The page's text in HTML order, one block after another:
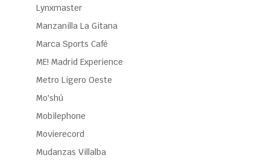
Lynxmaster
Manzanilla La Gitana
Marca Sports Café
ME! Madrid Experience
Metro Ligero Oeste
Mo'shú
Mobilephone
Movierecord
Mudanzas Villalba